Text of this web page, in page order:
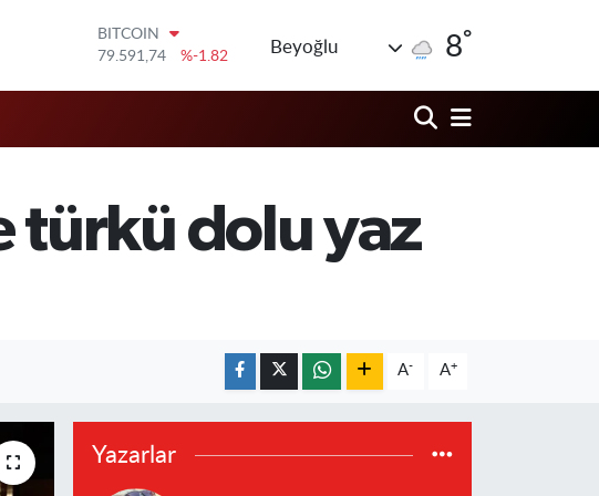
DOLAR
45,43620
%0.02
61,60380
%0.18
BİST100
14.598,00
%0
BITCOIN
Beyoğlu 8°
türkü dolu yaz
A- A+
Yazarlar